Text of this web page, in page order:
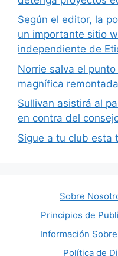
Según el editor, la
un importante sitio
independiente de
Norrie salva el
magnífica
Sullivan asistirá al
en contra del
Sigue a tu club esta
Sobre
Principios de
Información
Política de